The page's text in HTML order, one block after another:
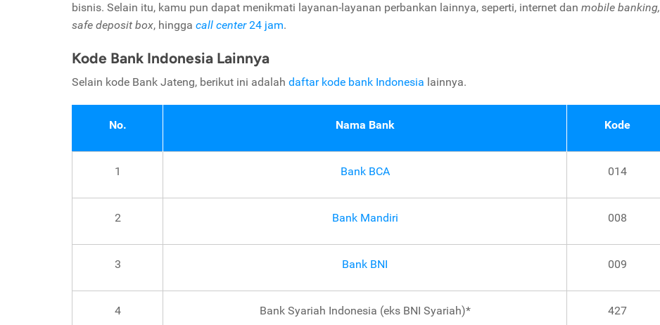
bisnis. Selain itu, kamu pun dapat menikmati layanan-layanan perbankan lainnya, seperti, internet dan mobile banking,
safe deposit box, hingga call center24 jam.
Kode Bank Indonesia Lainnya
Selain kode Bank Jateng, berikut ini adalah daftar kode bank Indonesia lainnya.
No. Nama Bank Kode
1 Bank BCA 014
2 Bank Mandiri 008
3 Bank BNI 009
4 Bank Syariah Indonesia (eks BNI Syariah)* 427